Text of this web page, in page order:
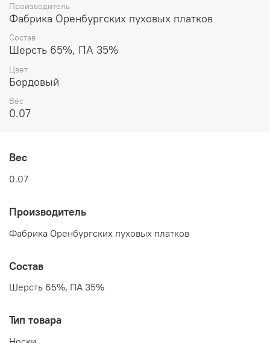
Производитель
Фабрика Оренбургских пуховых платков
Состав
Шерсть 65%, ПА 35%
Цвет
Бордовый
Вес
0.07
Вес
0.07
Производитель
Фабрика Оренбургских пуховых платков
Состав
Шерсть 65%, ПА 35%
Тип товара